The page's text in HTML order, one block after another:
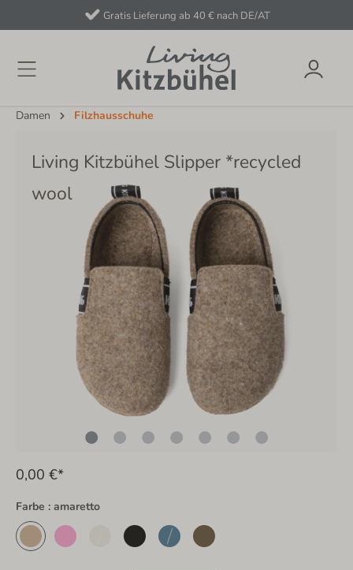
Gratis Lieferung ab 40 € nach DE/AT
Damen Filzhausschuhe
Living Kitzbühel Slipper *recycled
wool
0,00 €*
Farbe : amaretto